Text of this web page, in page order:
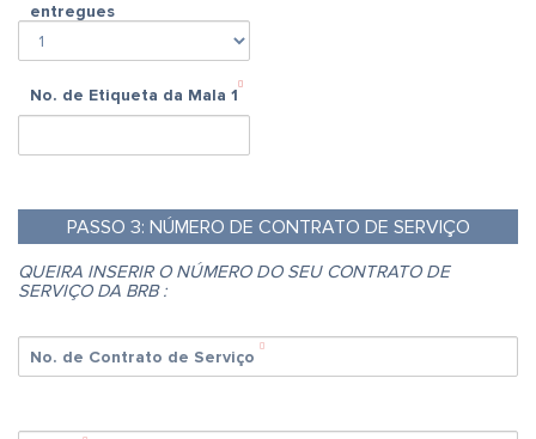
entregues
No. de Etiqueta da Mala 1
PASSO 3: NÚMERO DE CONTRATO DE SERVIÇO
QUEIRA INSERIR O NÚMERO DO SEU CONTRATO DE
SERVIÇO DA BRB :
No. de Contrato de Serviço